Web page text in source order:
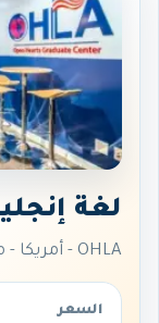
لغة
OHLA - أمريكا - ميامي - فلوريدا
السعر